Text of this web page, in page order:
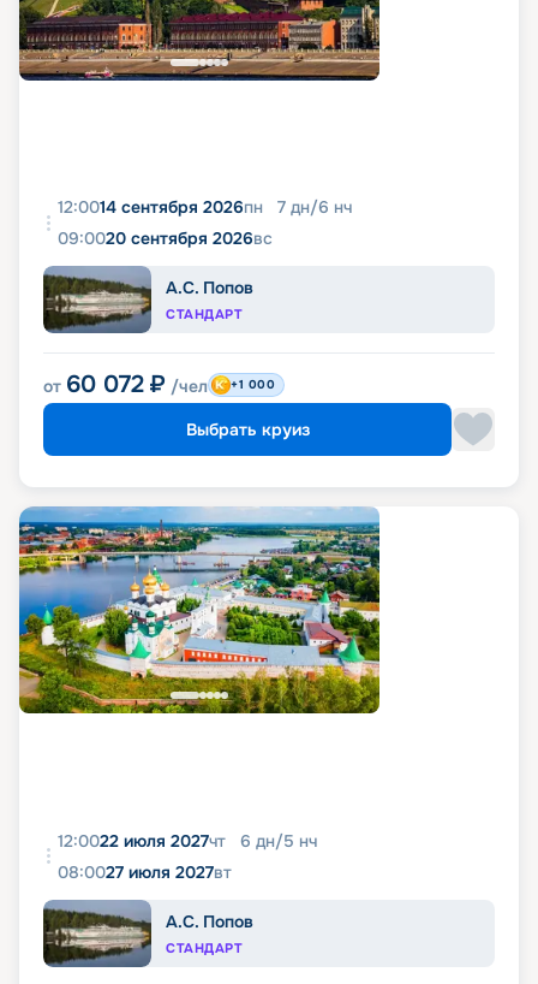
12:0014 сентября 2026пн 7 дн/6 нч
09:0020 сентября 2026вс
А.С. Попов
СТАНДАРТ
от 60 072 ₽ /чел +1 000
Выбрать круиз
12:0022 июля 2027чт 6 дн/5 нч
08:0027 июля 2027вт
А.С. Попов
СТАНДАРТ